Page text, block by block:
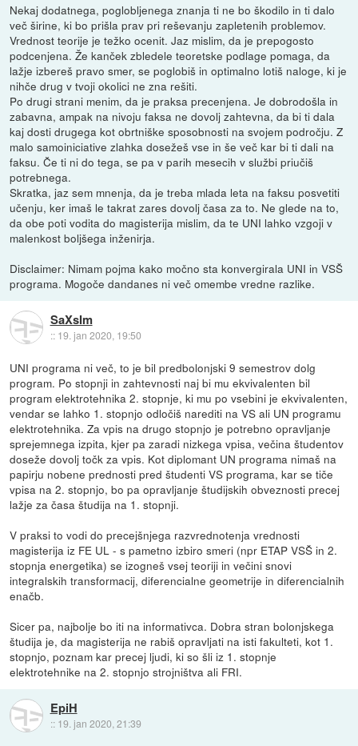
Nekaj dodatnega, poglobljenega znanja ti ne bo škodilo in ti dalo
več širine, ki bo prišla prav pri reševanju zapletenih problemov.
Vrednost teorije je težko ocenit. Jaz mislim, da je prepogosto
podcenjena. Že kanček zbledele teoretske podlage pomaga, da
lažje izbereš pravo smer, se poglobiš in optimalno lotiš naloge, ki je
nihče drug v tvoji okolici ne zna rešiti.
Po drugi strani menim, da je praksa precenjena. Je dobrodošla in
zabavna, ampak na nivoju faksa ne dovolj zahtevna, da bi ti dala
kaj dosti drugega kot obrtniške sposobnosti na svojem področju. Z
malo samoiniciative zlahka dosežeš vse in še več kar bi ti dali na
faksu. Če ti ni do tega, se pa v parih mesecih v službi priučiš
potrebnega.
Skratka, jaz sem mnenja, da je treba mlada leta na faksu posvetiti
učenju, ker imaš le takrat zares dovolj časa za to. Ne glede na to,
da obe poti vodita do magisterija mislim, da te UNI lahko vzgoji v
malenkost boljšega inženirja.
Disclaimer: Nimam pojma kako močno sta konvergirala UNI in VSŠ
programa. Mogoče dandanes ni več omembe vredne razlike.
SaXsIm
:: 19. jan 2020, 19:50
UNI programa ni več, to je bil predbolonjski 9 semestrov dolg
program. Po stopnji in zahtevnosti naj bi mu ekvivalenten bil
program elektrotehnika 2. stopnje, ki mu po vsebini je ekvivalenten,
vendar se lahko 1. stopnjo odločiš narediti na VS ali UN programu
elektrotehnika. Za vpis na drugo stopnjo je potrebno opravljanje
sprejemnega izpita, kjer pa zaradi nizkega vpisa, večina študentov
doseže dovolj točk za vpis. Kot diplomant UN programa nimaš na
papirju nobene prednosti pred študenti VS programa, kar se tiče
vpisa na 2. stopnjo, bo pa opravljanje študijskih obveznosti precej
lažje za časa študija na 1. stopnji.
V praksi to vodi do precejšnjega razvrednotenja vrednosti
magisterija iz FE UL - s pametno izbiro smeri (npr ETAP VSŠ in 2.
stopnja energetika) se izogneš vsej teoriji in večini snovi
integralskih transformacij, diferencialne geometrije in diferencialnih
enačb.
Sicer pa, najbolje bo iti na informativca. Dobra stran bolonjskega
študija je, da magisterija ne rabiš opravljati na isti fakulteti, kot 1.
stopnjo, poznam kar precej ljudi, ki so šli iz 1. stopnje
elektrotehnike na 2. stopnjo strojništva ali FRI.
EpiH
:: 19. jan 2020, 21:39